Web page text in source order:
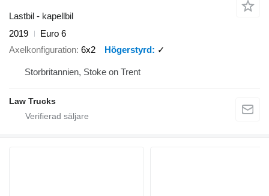
Lastbil - kapellbil
2019
Euro 6
Axelkonfiguration 6x2 Högerstyrd ✓
Storbritannien, Stoke on Trent
Law Trucks